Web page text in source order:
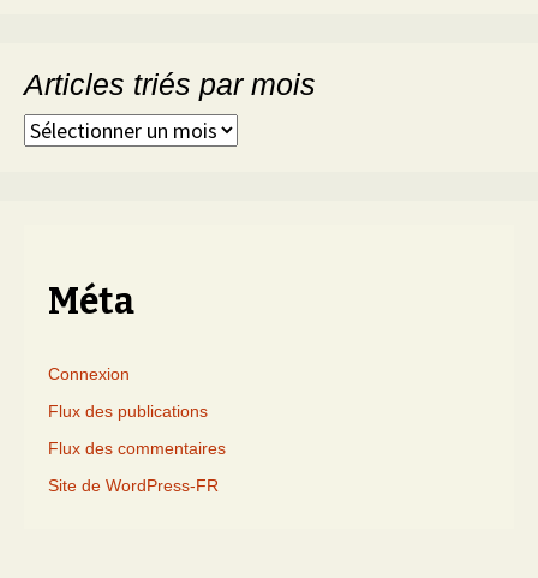
Articles triés par mois
Articles
Méta
Connexion
Flux des publications
Flux des commentaires
Site de WordPress-FR